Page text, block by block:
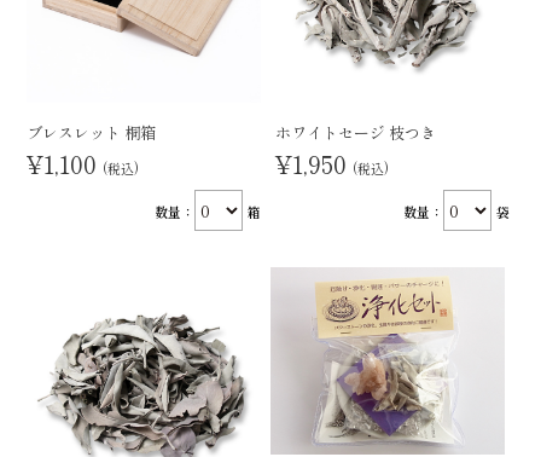
ブレスレット 桐箱
¥1,100 (税込)
数量： 箱
ホワイトセージ 枝つき
¥1,950 (税込)
数量： 袋